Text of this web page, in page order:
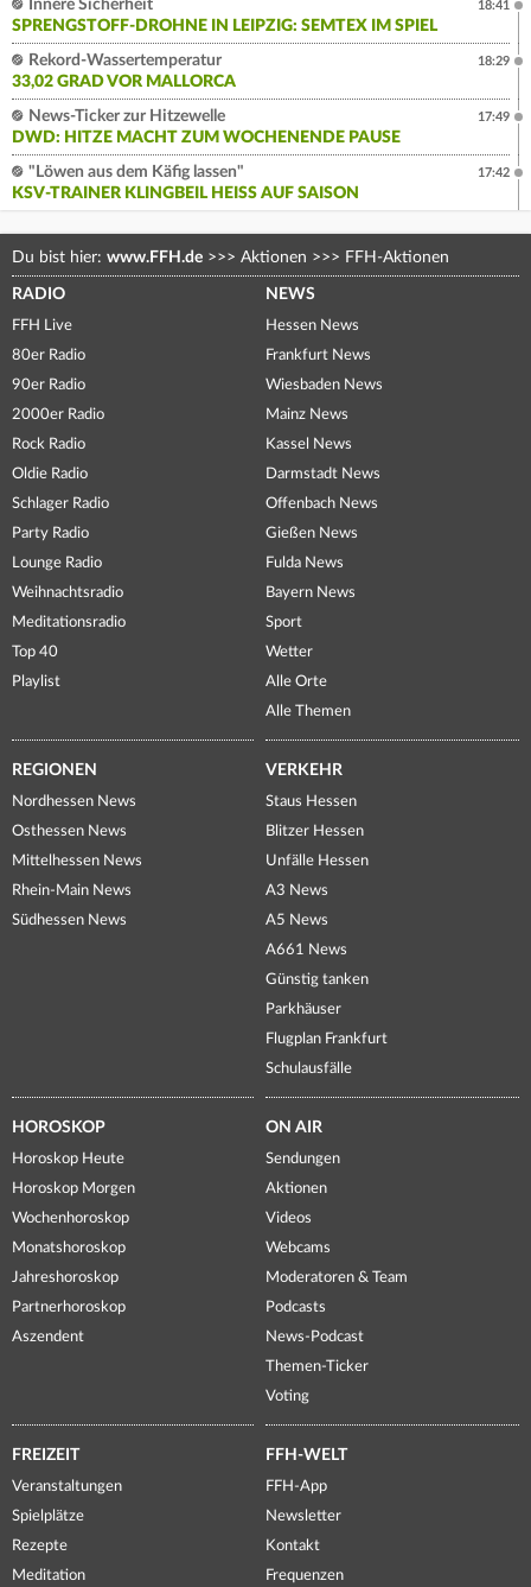
Innere Sicherheit
SPRENGSTOFF-DROHNE IN LEIPZIG: SEMTEX IM SPIEL
18:41
Rekord-Wassertemperatur
33,02 GRAD VOR MALLORCA
18:29
News-Ticker zur Hitzewelle
DWD: HITZE MACHT ZUM WOCHENENDE PAUSE
17:49
"Löwen aus dem Käfig lassen"
KSV-TRAINER KLINGBEIL HEISS AUF SAISON
17:42
Du bist hier: www.FFH.de >>> Aktionen >>> FFH-Aktionen
RADIO
FFH Live
80er Radio
90er Radio
2000er Radio
Rock Radio
Oldie Radio
Schlager Radio
Party Radio
Lounge Radio
Weihnachtsradio
Meditationsradio
Top 40
Playlist
NEWS
Hessen News
Frankfurt News
Wiesbaden News
Mainz News
Kassel News
Darmstadt News
Offenbach News
Gießen News
Fulda News
Bayern News
Sport
Wetter
Alle Orte
Alle Themen
REGIONEN
Nordhessen News
Osthessen News
Mittelhessen News
Rhein-Main News
Südhessen News
VERKEHR
Staus Hessen
Blitzer Hessen
Unfälle Hessen
A3 News
A5 News
A661 News
Günstig tanken
Parkhäuser
Flugplan Frankfurt
Schulausfälle
HOROSKOP
Horoskop Heute
Horoskop Morgen
Wochenhoroskop
Monatshoroskop
Jahreshoroskop
Partnerhoroskop
Aszendent
ON AIR
Sendungen
Aktionen
Videos
Webcams
Moderatoren & Team
Podcasts
News-Podcast
Themen-Ticker
Voting
FREIZEIT
Veranstaltungen
Spielplätze
Rezepte
Meditation
FFH-WELT
FFH-App
Newsletter
Kontakt
Frequenzen